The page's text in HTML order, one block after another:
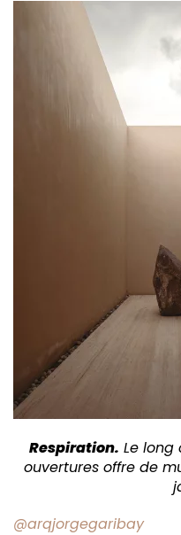
Respiration. Le long
ouvertures offre de
@arqjorgegaribay